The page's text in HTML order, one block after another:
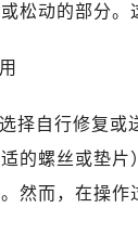
松动的部分
择自行修复
的螺丝或垫
然而，在操